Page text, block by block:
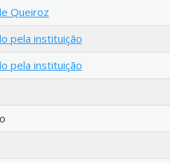
Queiroz
pela instituição
pela instituição